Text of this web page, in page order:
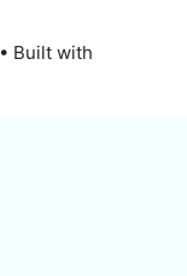
• Built with